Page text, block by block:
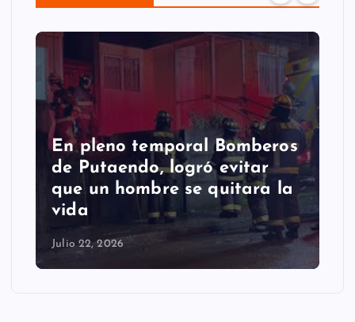
En pleno temporal Bomberos
de Putaendo, logró evitar
que un hombre se quitara la
vida
Julio 22, 2026